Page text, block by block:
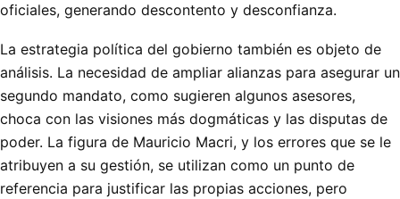
oficiales, generando descontento y desconfianza.
La estrategia política del gobierno también es objeto de
análisis. La necesidad de ampliar alianzas para asegurar un
segundo mandato, como sugieren algunos asesores,
choca con las visiones más dogmáticas y las disputas de
poder. La figura de Mauricio Macri, y los errores que se le
atribuyen a su gestión, se utilizan como un punto de
referencia para justificar las propias acciones, pero